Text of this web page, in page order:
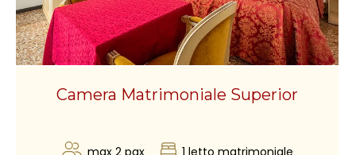
Camera Matrimoniale Superior
max 2 pax 1 letto matrimoniale